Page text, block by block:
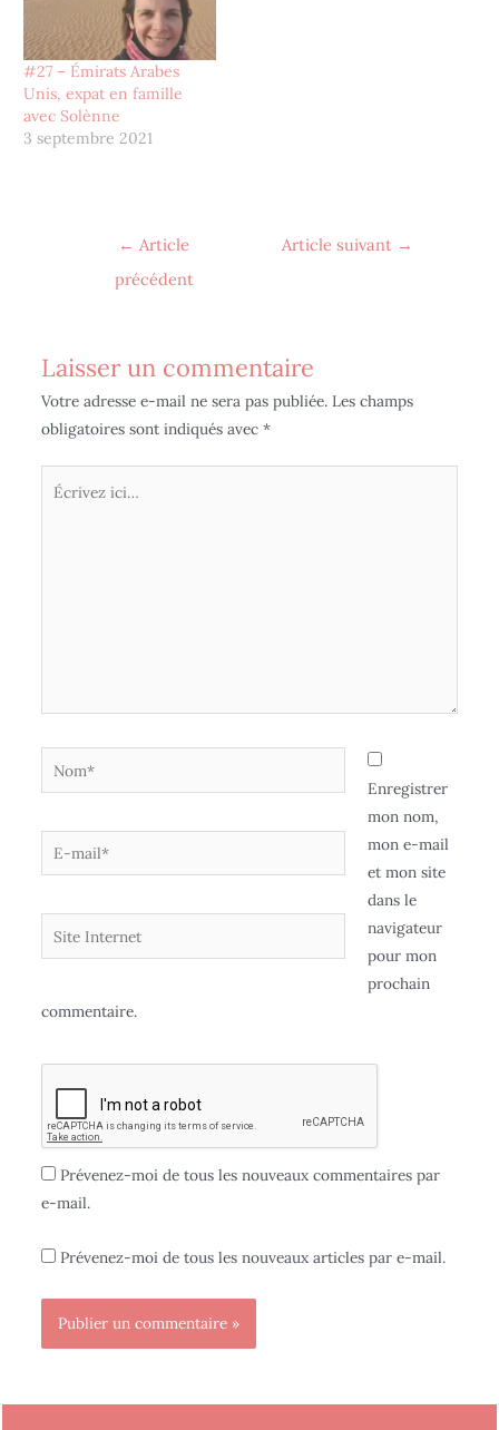
#27 – Émirats Arabes
Unis, expat en famille
avec Solènne
3 septembre 2021
← Article
précédent
Article suivant →
Laisser un commentaire
Votre adresse e-mail ne sera pas publiée. Les champs
obligatoires sont indiqués avec *
Enregistrer
mon nom,
mon e-mail
et mon site
dans le
navigateur
pour mon
prochain
commentaire.
Prévenez-moi de tous les nouveaux commentaires par
e-mail.
Prévenez-moi de tous les nouveaux articles par e-mail.